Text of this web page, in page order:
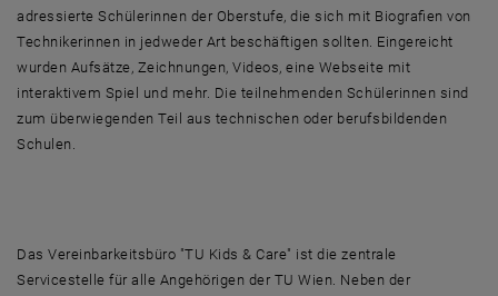
adressierte Schülerinnen der Oberstufe, die sich mit Biografien von
Technikerinnen in jedweder Art beschäftigen sollten. Eingereicht
wurden Aufsätze, Zeichnungen, Videos, eine Webseite mit
interaktivem Spiel und mehr. Die teilnehmenden Schülerinnen sind
zum überwiegenden Teil aus technischen oder berufsbildenden
Schulen.
Das Vereinbarkeitsbüro "TU Kids & Care" ist die zentrale
Servicestelle für alle Angehörigen der TU Wien. Neben der